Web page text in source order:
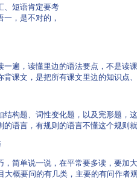
、短语肯定要考
，是不对的，
遍，读懂里边的语法要点，不是读
背课文，是把所有课文里边的知识点
构题、词性变化题，以及完形题，
的语言，有规则的语言不懂这个规则
简单说一说，在平常要多读，要加
大概要问的有几类，主要的有问作者